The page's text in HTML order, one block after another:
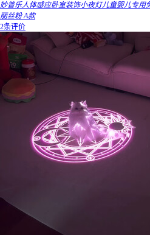
妙普乐人体感应卧室装饰小夜灯儿童婴儿专
丽丝粉 A款
2条评价